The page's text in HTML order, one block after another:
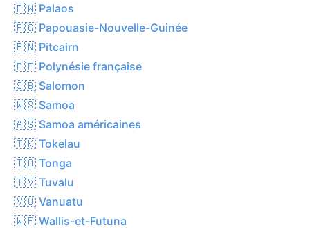
🇵🇼 Palaos
🇵🇬 Papouasie-Nouvelle-Guinée
🇵🇳 Pitcairn
🇵🇫 Polynésie française
🇸🇧 Salomon
🇼🇸 Samoa
🇦🇸 Samoa américaines
🇹🇰 Tokelau
🇹🇴 Tonga
🇹🇻 Tuvalu
🇻🇺 Vanuatu
🇼🇫 Wallis-et-Futuna